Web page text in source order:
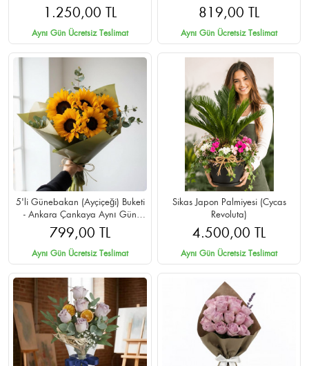
1.250,00 TL
Aynı Gün Ücretsiz Teslimat
819,00 TL
Aynı Gün Ücretsiz Teslimat
5'li Günebakan (Ayçiçeği) Buketi
- Ankara Çankaya Aynı Gün
Teslimat
799,00 TL
Aynı Gün Ücretsiz Teslimat
Sikas Japon Palmiyesi (Cycas
Revoluta)
4.500,00 TL
Aynı Gün Ücretsiz Teslimat